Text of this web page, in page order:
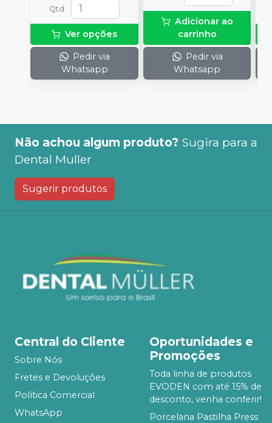
Qtd :
Ver opções
Pedir via
Whatsapp
Adicionar ao
carrinho
Pedir via
Whatsapp
Não achou algum produto? Sugira para a
Dental Muller
Sugerir produtos
Central do Cliente
Sobre Nós
Fretes e Devoluções
Política Comercial
WhatsApp
Oportunidades e
Promoções
Toda linha de produtos
EVODEN com até 15% de
desconto, venha conferir!
Porcelana Pastilha Press